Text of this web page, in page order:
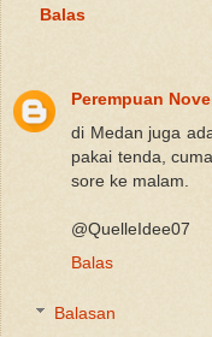
Balas
Perempuan
di Medan juga
pakai tenda,
sore ke malam.
@QuelleIdee07
Balas
Balasan